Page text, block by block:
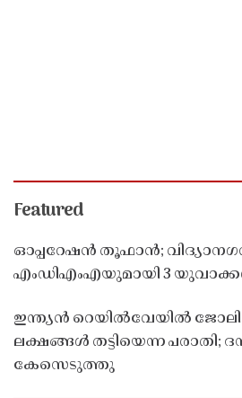
Featured
ഓപ്പറേഷൻ തൂഫാൻ;
എംഡിഎംഎയുമായി 3
ഇന്ത്യൻ റെയിൽവേയിൽ ജോലി
ലക്ഷങ്ങൾ തട്ടിയെന്ന പരാതി;
കേസെടുത്തു